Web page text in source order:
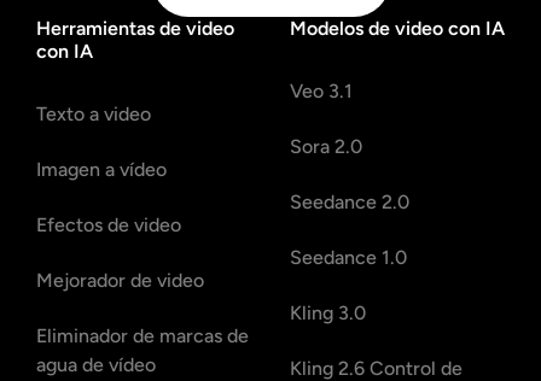
Herramientas de video
con IA
Texto a video
Imagen a vídeo
Efectos de video
Mejorador de video
Eliminador de marcas de
agua de vídeo
Modelos de video con IA
Veo 3.1
Sora 2.0
Seedance 2.0
Seedance 1.0
Kling 3.0
Kling 2.6 Control de